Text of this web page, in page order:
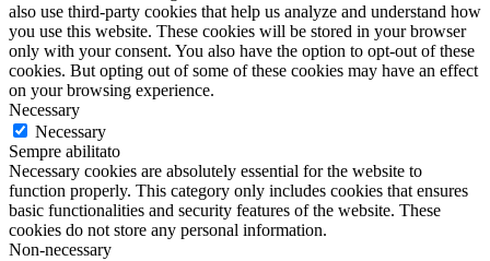
also use third-party cookies that help us analyze and understand how
you use this website. These cookies will be stored in your browser
only with your consent. You also have the option to opt-out of these
cookies. But opting out of some of these cookies may have an effect
on your browsing experience.
Necessary
Necessary
Sempre abilitato
Necessary cookies are absolutely essential for the website to
function properly. This category only includes cookies that ensures
basic functionalities and security features of the website. These
cookies do not store any personal information.
Non-necessary